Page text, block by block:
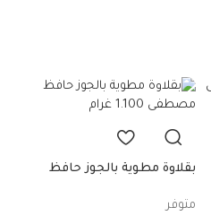
بقلاوة مطوية بالجوز حافظ
متوفر